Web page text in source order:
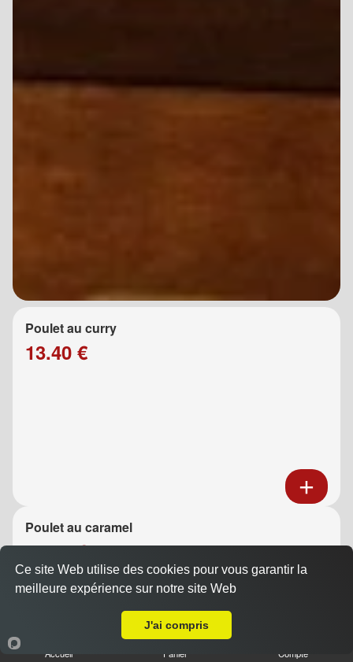
Poulet au curry
13.40 €
Poulet au caramel
13.40 €
Accueil Panier Compte
Ce site Web utilise des cookies pour vous garantir la
meilleure expérience sur notre site Web
J'ai compris